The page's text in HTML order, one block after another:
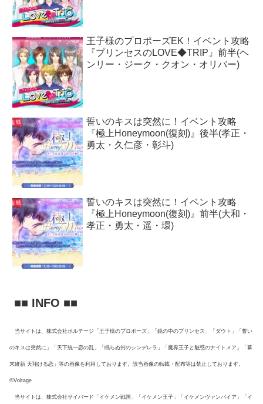
王子様のプロポーズEK！イベント攻略
『プリンセスのLOVE◆TRIP』前半(ヘ
ンリー・ジーク・クオン・オリバー)
誓いのキスは突然に！イベント攻略
『極上Honeymoon(復刻)』後半(孝正・
勇太・久仁彦・彰斗)
誓いのキスは突然に！イベント攻略
『極上Honeymoon(復刻)』前半(大和・
孝正・勇太・遥・環)
■■ INFO ■■
当サイトは、株式会社ボルテージ「王子様のプロポーズ」「鏡の中のプリンセス」「ダウト」「誓い
のキスは突然に」「天下統一恋の乱」「眠らぬ街のシンデレラ」「魔界王子と魅惑のナイトメア」「幕
末維新 天翔ける恋」等の画像を利用しております。該当画像の転載・配布等は禁止しております。
©Voltage
当サイトは、株式会社サイバード「イケメン戦国」「イケメン王子」「イケメンヴァンパイア」「イ